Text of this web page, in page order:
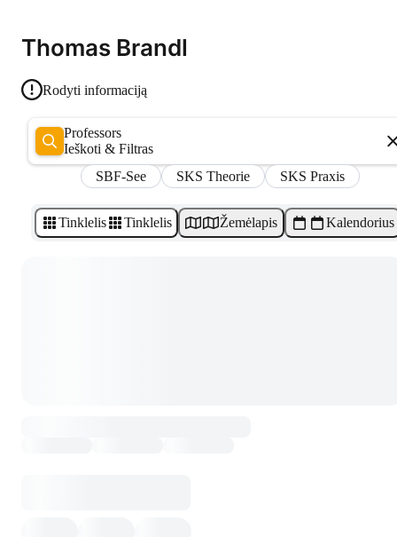
Thomas Brandl
Rodyti informaciją
Professors
Ieškoti & Filtras
SBF-See
SKS Theorie SKS Praxis
Tinklelis Tinklelis Žemėlapis Kalendorius